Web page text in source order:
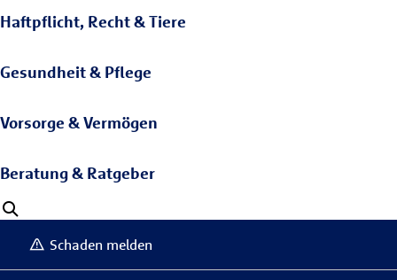
Haftpflicht, Recht & Tiere
Gesundheit & Pflege
Vorsorge & Vermögen
Beratung & Ratgeber
Schaden melden